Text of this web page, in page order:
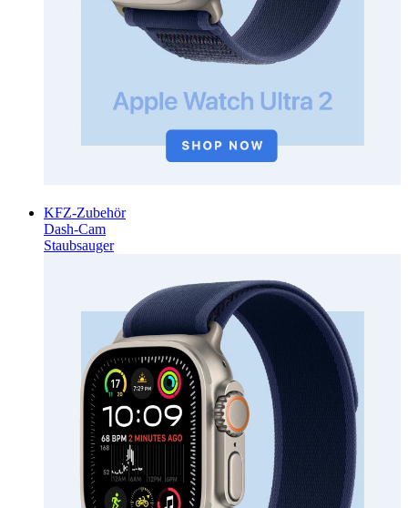
KFZ-Zubehör
Dash-Cam
Staubsauger